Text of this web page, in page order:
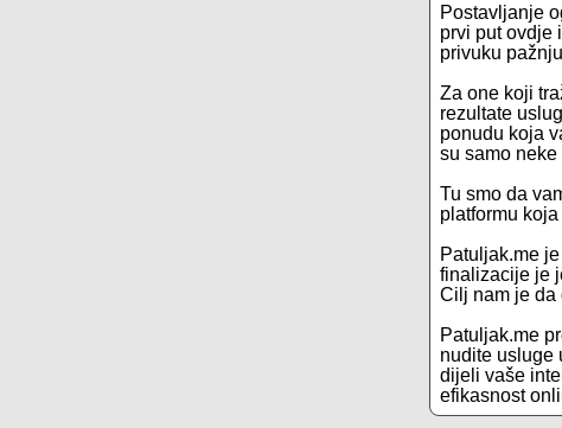
Postavljanje
prvi put ovdje
privuku
Za one koji
rezultate
ponudu koja
su samo
Tu smo da
platformu
Patuljak.me
finalizacije je
Cilj nam je da
Patuljak.me
nudite usluge
dijeli vaše
efikasnost